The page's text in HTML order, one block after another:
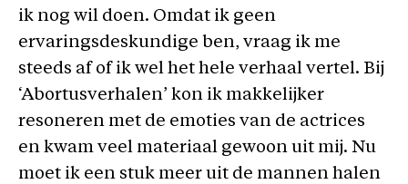
ik nog wil doen. Omdat ik geen
ervaringsdeskundige ben, vraag ik me
steeds af of ik wel het hele verhaal vertel. Bij
‘Abortusverhalen’ kon ik makkelijker
resoneren met de emoties van de actrices
en kwam veel materiaal gewoon uit mij. Nu
moet ik een stuk meer uit de mannen halen